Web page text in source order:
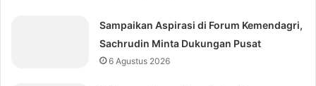
Sampaikan Aspirasi di Forum Kemendagri,
Sachrudin Minta Dukungan Pusat
6 Agustus 2026